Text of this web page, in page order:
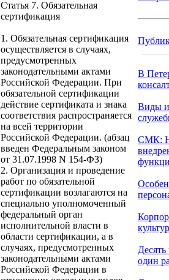
Статья 7. Обязательная
сертификация
1. Обязательная сертификация
осуществляется в случаях,
предусмотренных
законодательными актами
Российской Федерации. При
обязательной сертификации
действие сертификата и знака
соответствия распространяется
на всей территории
Российской Федерации. (абзац
введен Федеральным законом
от 31.07.1998 N 154-ФЗ)
2. Организация и проведение
работ по обязательной
сертификации возлагаются на
специально уполномоченный
федеральный орган
исполнительной власти в
области сертификации, а в
случаях, предусмотренных
законодательными актами
Российской Федерации в
В
Виды
СМК:
Десять
один